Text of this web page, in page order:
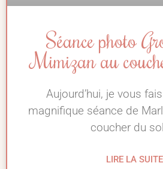
Séance photo
Mimizan au
Aujourd’hui, je vous
magnifique séance de
coucher du
LIRE LA SUITE